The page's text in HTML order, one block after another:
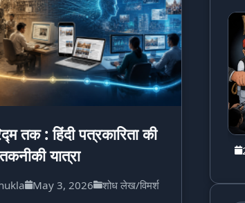
तक : हिंदी पत्रकारिता की
यात्रा
May 3, 2026
शोध लेख/विमर्श